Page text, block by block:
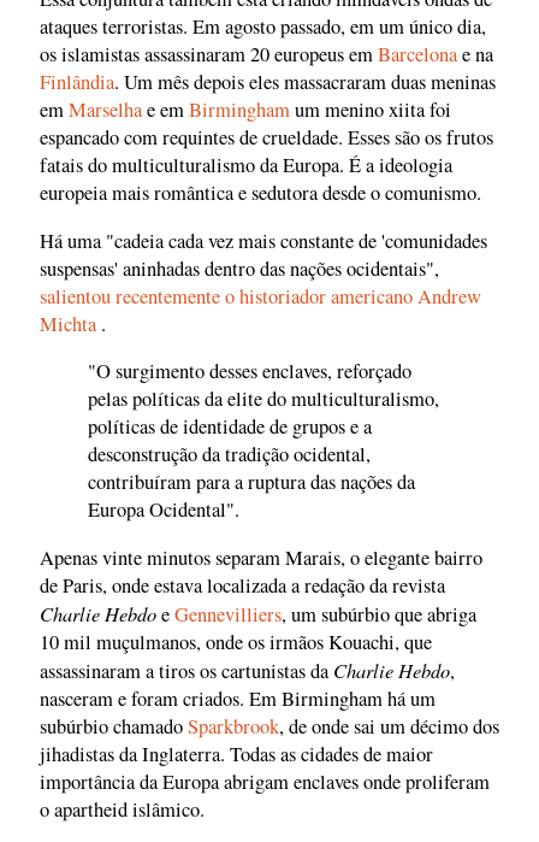
ataques terroristas. Em agosto passado, em um único dia,
os islamistas assassinaram 20 europeus emBarcelonae na
Finlândia. Um mês depois eles massacraram duas meninas
emMarselhae emBirminghamum menino xiita foi
espancado com requintes de crueldade. Esses são os frutos
fatais do multiculturalismo da Europa. É a ideologia
europeia mais romântica e sedutora desde o comunismo.
Há uma "cadeia cada vez mais constante de 'comunidades
suspensas' aninhadas dentro das nações ocidentais",
salientou recentemente o historiador americano Andrew
Michta .
"O surgimento desses enclaves, reforçado
pelas políticas da elite do multiculturalismo,
políticas de identidade de grupos e a
desconstrução da tradição ocidental,
contribuíram para a ruptura das nações da
Europa Ocidental".
Apenas vinte minutos separam Marais, o elegante bairro
de Paris, onde estava localizada a redação da revista
Charlie HebdoeGennevilliers, um subúrbio que abriga
10 mil muçulmanos, onde os irmãos Kouachi, que
assassinaram a tiros os cartunistas da Charlie Hebdo,
nasceram e foram criados. Em Birmingham há um
subúrbio chamadoSparkbrook, de onde sai um décimo dos
jihadistas da Inglaterra. Todas as cidades de maior
importância da Europa abrigam enclaves onde proliferam
o apartheid islâmico.